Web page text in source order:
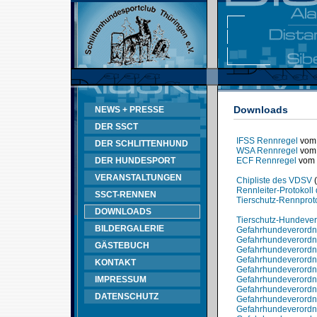
NEWS + PRESSE
DER SSCT
DER SCHLITTENHUND
DER HUNDESPORT
VERANSTALTUNGEN
SSCT-RENNEN
DOWNLOADS
BILDERGALERIE
GÄSTEBUCH
KONTAKT
IMPRESSUM
DATENSCHUTZ
Downloads
IFSS Rennregel
WSA Rennregel
ECF Rennregel vom
Chipliste des VDSV
Rennleiter-Protokoll
Tierschutz-
Tierschutz-